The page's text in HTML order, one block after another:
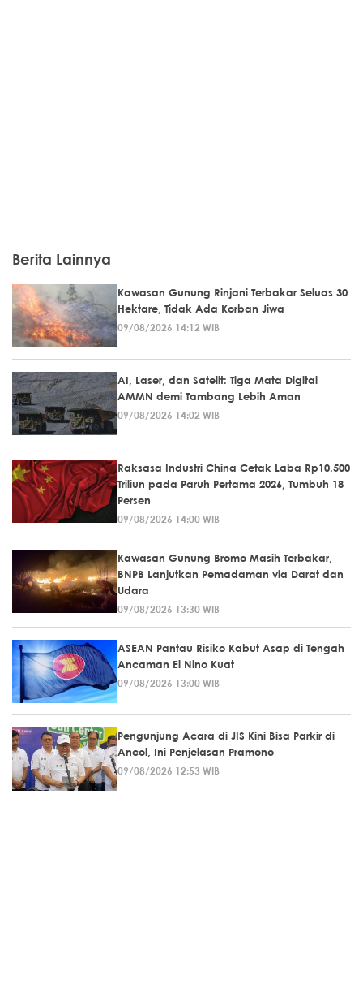
Berita Lainnya
Kawasan Gunung Rinjani Terbakar Seluas 30
Hektare, Tidak Ada Korban Jiwa
09/08/2026 14:12 WIB
AI, Laser, dan Satelit: Tiga Mata Digital
AMMN demi Tambang Lebih Aman
09/08/2026 14:02 WIB
Raksasa Industri China Cetak Laba Rp10.500
Triliun pada Paruh Pertama 2026, Tumbuh 18
Persen
09/08/2026 14:00 WIB
Kawasan Gunung Bromo Masih Terbakar,
BNPB Lanjutkan Pemadaman via Darat dan
Udara
09/08/2026 13:30 WIB
ASEAN Pantau Risiko Kabut Asap di Tengah
Ancaman El Nino Kuat
09/08/2026 13:00 WIB
Pengunjung Acara di JIS Kini Bisa Parkir di
Ancol, Ini Penjelasan Pramono
09/08/2026 12:53 WIB